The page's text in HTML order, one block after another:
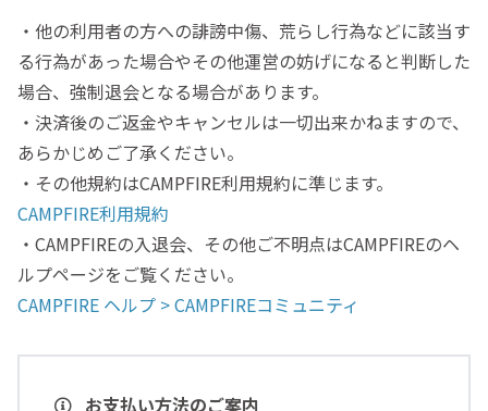
・他の利用者の方への誹謗中傷、荒らし行為などに該当す
る行為があった場合やその他運営の妨げになると判断した
場合、強制退会となる場合があります。
・決済後のご返金やキャンセルは一切出来かねますので、
あらかじめご了承ください。
・その他規約はCAMPFIRE利用規約に準じます。
CAMPFIRE利用規約
・CAMPFIREの入退会、その他ご不明点はCAMPFIREのヘ
ルプページをご覧ください。
CAMPFIRE ヘルプ > CAMPFIREコミュニティ
お支払い方法のご案内